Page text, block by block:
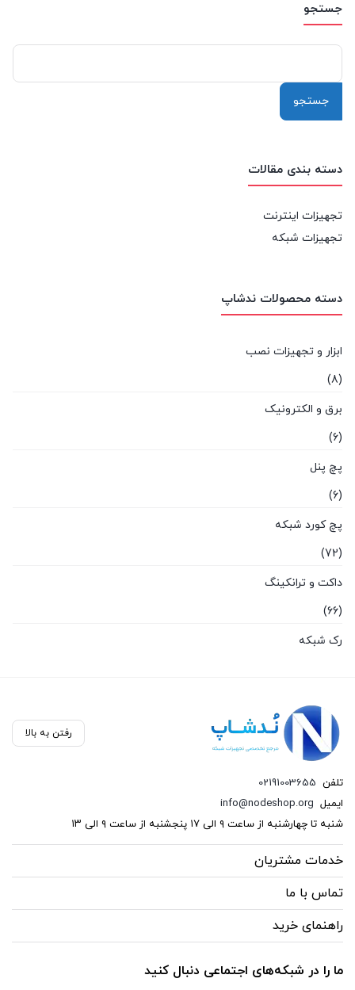
جستجو
برای:
دسته بندی مقالات
تجهیزات اینترنت
تجهیزات شبکه
دسته محصولات ندشاپ
ابزار و تجهیزات نصب
(8)
برق و الکترونیک
(6)
پچ پنل
(6)
پچ کورد شبکه
(72)
داکت و ترانکینگ
(66)
رک شبکه
(136)
سوکت و کیستون
(26)
فیبر نوری
(121)
(13)
کیستون
رفتن به بالا
تلفن 02191003655
ایمیل info@nodeshop.org
شنبه تا چهارشنبه از ساعت ۹ الی ۱۷ پنجشنبه از ساعت ۹ الی ۱۳
خدمات مشتریان
تماس با ما
راهنمای خرید
ما را در شبکه‌های اجتماعی دنبال کنید